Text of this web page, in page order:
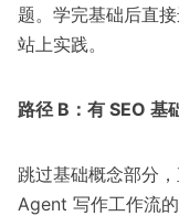
题。学完基础后直
站上实践。
路径 B：有 SEO 基
跳过基础概念部分
Agent 写作工作流